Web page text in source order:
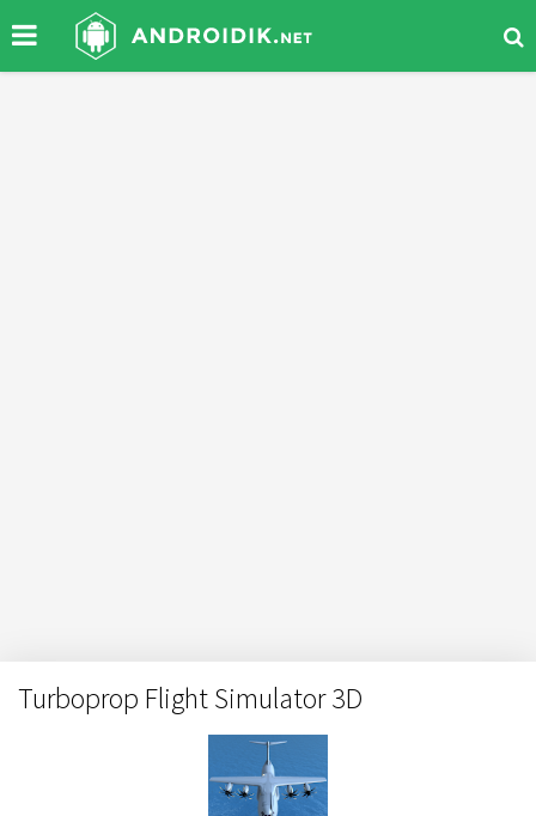
Turboprop Flight Simulator 3D